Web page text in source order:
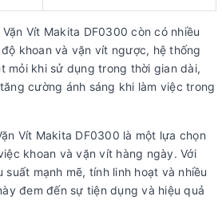
Vít Makita DF0300 còn có nhiều
khoan và vặn vít ngược, hệ thống
mỏi khi sử dụng trong thời gian dài,
cường ánh sáng khi làm việc trong
Vít Makita DF0300 là một lựa chọn
khoan và vặn vít hàng ngày. Với
mạnh mẽ, tính linh hoạt và nhiều
đem đến sự tiện dụng và hiệu quả